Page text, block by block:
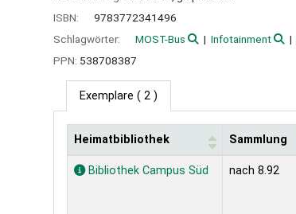
ISBN:
9783772341496
Schlagwörter:
MOST-Bus Infotainment
PPN: 538708387
Exemplare ( 2 )
Exemplare
Heimatbibliothek Sammlung
Bibliothek Campus Süd nach 8.92